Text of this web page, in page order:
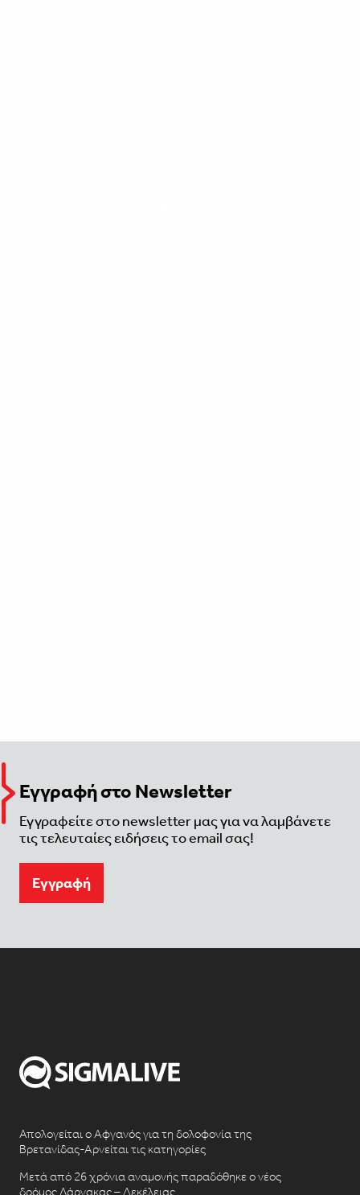
Εγγραφή στο Newsletter
Εγγραφείτε στο newsletter μας για να λαμβάνετε
τις τελευταίες ειδήσεις το email σας!
Eγγραφή
Απολογείται ο Αφγανός για τη δολοφονία της
Βρετανίδας-Αρνείται τις κατηγορίες
Μετά από 26 χρόνια αναμονής παραδόθηκε ο νέος
δρόμος Λάρνακας – Δεκέλειας